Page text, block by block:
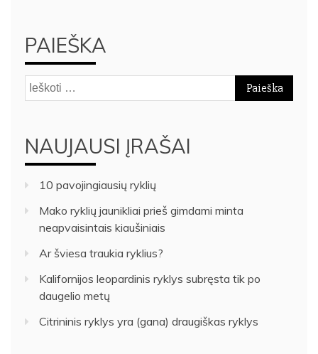
PAIEŠKA
Ieškoti:
NAUJAUSI ĮRAŠAI
10 pavojingiausių ryklių
Mako ryklių jaunikliai prieš gimdami minta
neapvaisintais kiaušiniais
Ar šviesa traukia ryklius?
Kalifornijos leopardinis ryklys subręsta tik po
daugelio metų
Citrininis ryklys yra (gana) draugiškas ryklys